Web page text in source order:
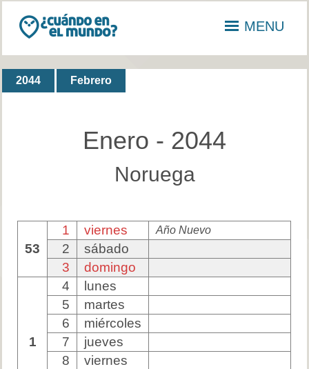
MENU
2044 Febrero
Enero - 2044
Noruega
53
1 viernes Año Nuevo
2
sábado
3
domingo
1
4
lunes
5
martes
6
miércoles
7
jueves
8
viernes